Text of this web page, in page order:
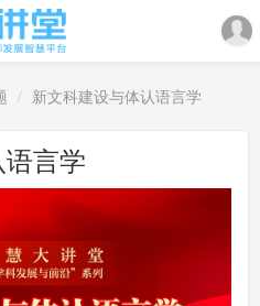
新文科建设与体认语言学
言学